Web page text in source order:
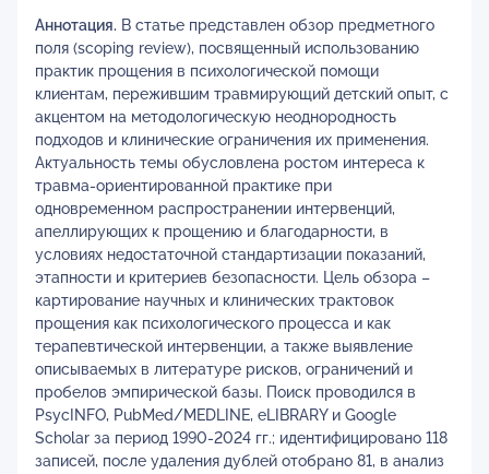
Аннотация. В статье представлен обзор предметного
поля (scoping review), посвященный использованию
практик прощения в психологической помощи
клиентам, пережившим травмирующий детский опыт, с
акцентом на методологическую неоднородность
подходов и клинические ограничения их применения.
Актуальность темы обусловлена ростом интереса к
травма-ориентированной практике при
одновременном распространении интервенций,
апеллирующих к прощению и благодарности, в
условиях недостаточной стандартизации показаний,
этапности и критериев безопасности. Цель обзора –
картирование научных и клинических трактовок
прощения как психологического процесса и как
терапевтической интервенции, а также выявление
описываемых в литературе рисков, ограничений и
пробелов эмпирической базы. Поиск проводился в
PsycINFO, PubMed/MEDLINE, eLIBRARY и Google
Scholar за период 1990-2024 гг.; идентифицировано 118
записей, после удаления дублей отобрано 81, в анализ